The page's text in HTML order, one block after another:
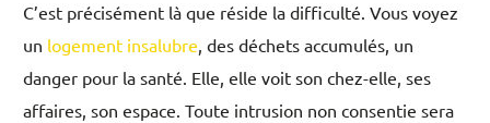
C’est précisément là que réside la difficulté. Vous voyez
un logement insalubre, des déchets accumulés, un
danger pour la santé. Elle, elle voit son chez-elle, ses
affaires, son espace. Toute intrusion non consentie sera